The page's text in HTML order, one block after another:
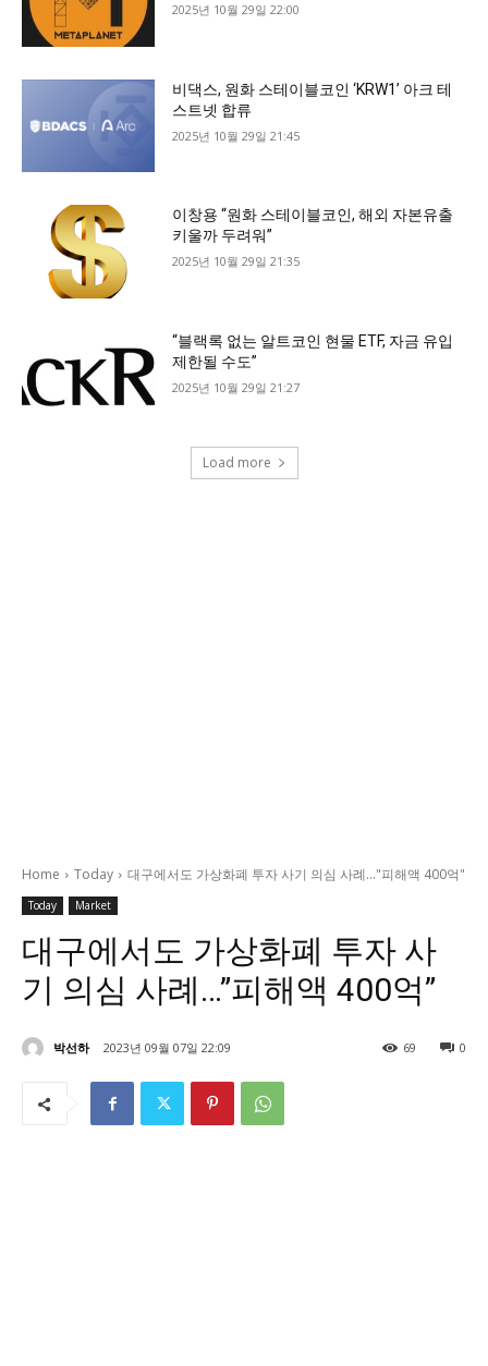
2025년 10월 29일 22:00
비댁스, 원화 스테이블코인 ‘KRW1’ 아크 테
스트넷 합류
2025년 10월 29일 21:45
이창용 “원화 스테이블코인, 해외 자본유출
키울까 두려워”
2025년 10월 29일 21:35
“블랙록 없는 알트코인 현물 ETF, 자금 유입
제한될 수도”
2025년 10월 29일 21:27
Load more